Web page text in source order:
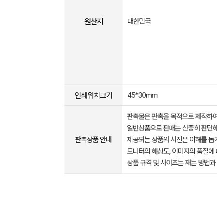
원산지 대한민국
인쇄위치크기 45*30mm
판촉상품 안내
판촉물은 판촉을 목적으로 제작하
일반상품으로 판매는 신중히 판단
제공되는 상품의 사진은 이해를
모니터의 해상도, 이미지의 품질
상품 규격 및 사이즈는 재는 방법